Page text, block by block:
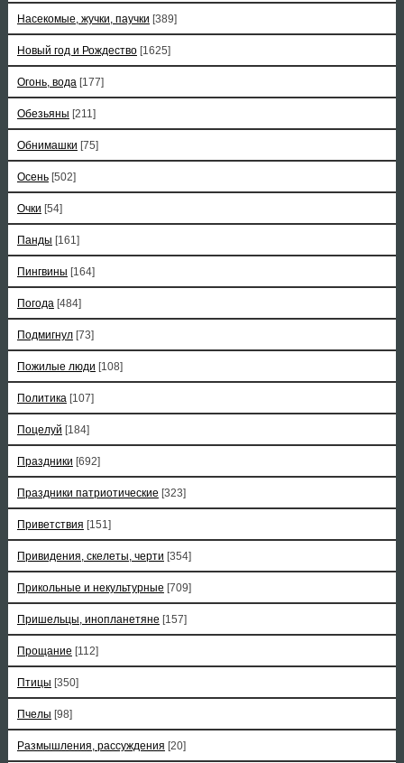
Насекомые, жучки, паучки [389]
Новый год и Рождество [1625]
Огонь, вода [177]
Обезьяны [211]
Обнимашки [75]
Осень [502]
Очки [54]
Панды [161]
Пингвины [164]
Погода [484]
Подмигнул [73]
Пожилые люди [108]
Политика [107]
Поцелуй [184]
Праздники [692]
Праздники патриотические [323]
Приветствия [151]
Привидения, скелеты, черти [354]
Прикольные и некультурные [709]
Пришельцы, инопланетяне [157]
Прощание [112]
Птицы [350]
Пчелы [98]
Размышления, рассуждения [20]